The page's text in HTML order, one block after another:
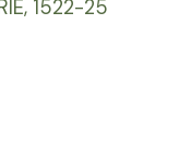
1522-25